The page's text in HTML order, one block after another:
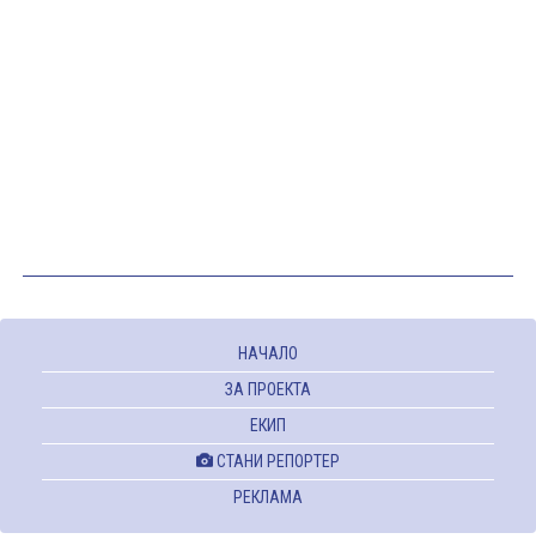
НАЧАЛО
ЗА ПРОЕКТА
ЕКИП
СТАНИ РЕПОРТЕР
РЕКЛАМА